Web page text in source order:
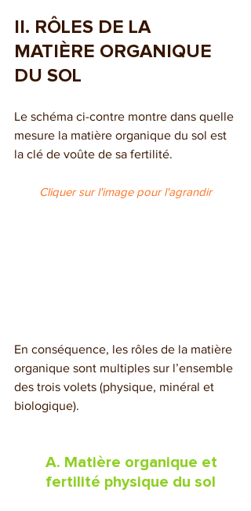
II. RÔLES DE LA
MATIÈRE ORGANIQUE
DU SOL
Le schéma ci-contre montre dans quelle
mesure la matière organique du sol est
la clé de voûte de sa fertilité.
Cliquer sur l'image pour l'agrandir
En conséquence, les rôles de la matière
organique sont multiples sur l’ensemble
des trois volets (physique, minéral et
biologique).
A. Matière organique et
fertilité physique du sol